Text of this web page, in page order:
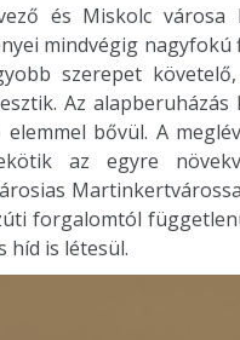
és Miskolc városa
mindvégig
szerepet
Az alapberuházás
bővül. A
az egyre
forgalomtól
híd is létesül.